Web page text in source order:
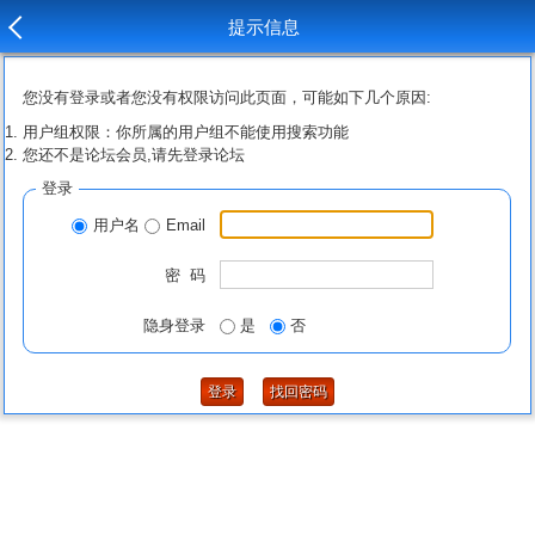
提示信息
您没有登录或者您没有权限访问此页面，可能如下几个原因:
用户组权限：你所属的用户组不能使用搜索功能
您还不是论坛会员,请先登录论坛
登录
用户名 Email
密 码
隐身登录 是 否